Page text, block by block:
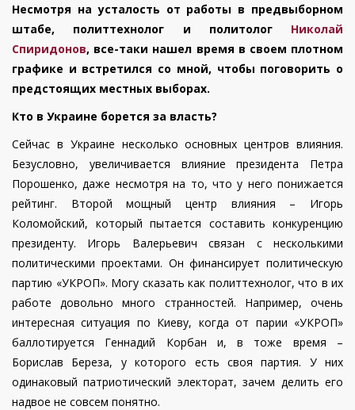
Несмотря на усталость от работы в предвыборном
штабе, политтехнолог и политолог Николай
Спиридонов, все-таки нашел время в своем плотном
графике и встретился со мной, чтобы поговорить о
предстоящих местных выборах.
Кто в Украине борется за власть?
Сейчас в Украине несколько основных центров влияния.
Безусловно, увеличивается влияние президента Петра
Порошенко, даже несмотря на то, что у него понижается
рейтинг. Второй мощный центр влияния – Игорь
Коломойский, который пытается составить конкуренцию
президенту. Игорь Валерьевич связан с несколькими
политическими проектами. Он финансирует политическую
партию «УКРОП». Могу сказать как политтехнолог, что в их
работе довольно много странностей. Например, очень
интересная ситуация по Киеву, когда от парии «УКРОП»
баллотируется Геннадий Корбан и, в тоже время –
Борислав Береза, у которого есть своя партия. У них
одинаковый патриотический электорат, зачем делить его
надвое не совсем понятно.